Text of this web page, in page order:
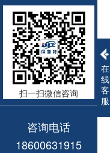
在
线
客
服
扫一扫微信咨询
咨询电话
18600631915